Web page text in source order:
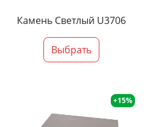
Камень Светлый U3706
Выбрать
+15%